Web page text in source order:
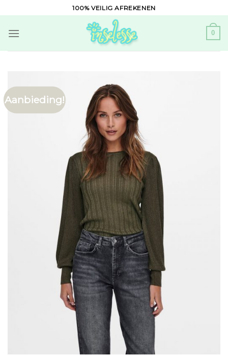
to
content
100% VEILIG AFREKENEN
0
Aanbieding!